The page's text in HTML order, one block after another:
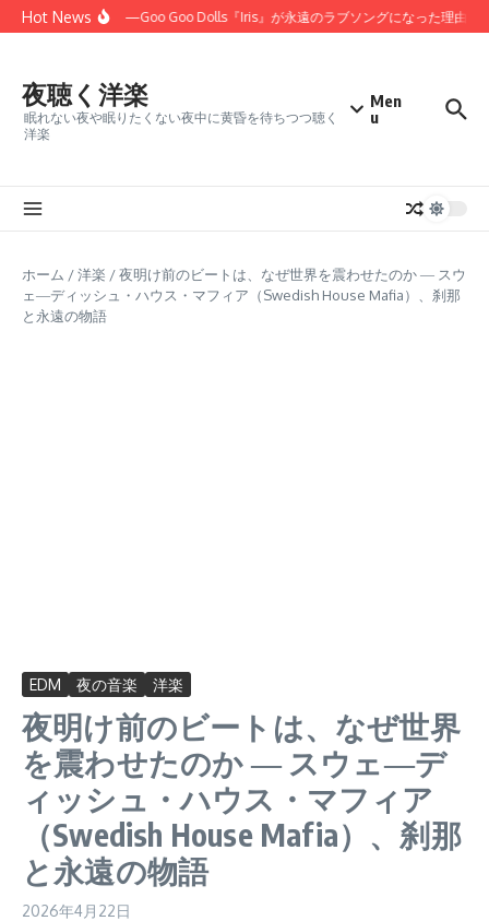
コンテンツへスキップ
Hot News
てほしかった」——Goo Goo Dolls『Iris』が永遠のラブソングになった理由
夜聴く洋楽
眠れない夜や眠りたくない夜中に黄昏を待ちつつ聴く
洋楽
Men
u
ホーム /洋楽 /夜明け前のビートは、なぜ世界を震わせたのか ― スウ
ェ―ディッシュ・ハウス・マフィア（Swedish House Mafia）、刹那
と永遠の物語
EDM 夜の音楽 洋楽
夜明け前のビートは、なぜ世界
を震わせたのか ― スウェ―デ
ィッシュ・ハウス・マフィア
（Swedish House Mafia）、刹那
と永遠の物語
2026年4月22日